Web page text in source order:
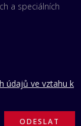
a speciálních
údajů ve vztahu k